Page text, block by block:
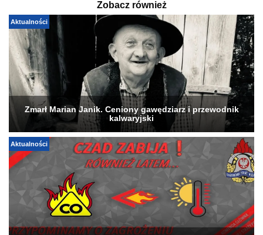
Zobacz również
Aktualności
Zmarł Marian Janik. Ceniony gawędziarz i przewodnik
kalwaryjski
Aktualności